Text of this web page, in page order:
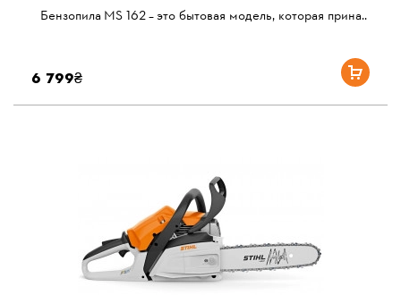
Бензопила MS 162 – это бытовая модель, которая прина..
6 799₴